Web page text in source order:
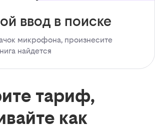
ввод в поиске
микрофона, произнесите
найдется
тариф,
как